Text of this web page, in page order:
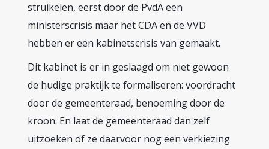
struikelen, eerst door de PvdA een
ministerscrisis maar het CDA en de VVD
hebben er een kabinetscrisis van gemaakt.
Dit kabinet is er in geslaagd om niet gewoon
de hudige praktijk te formaliseren: voordracht
door de gemeenteraad, benoeming door de
kroon. En laat de gemeenteraad dan zelf
uitzoeken of ze daarvoor nog een verkiezing